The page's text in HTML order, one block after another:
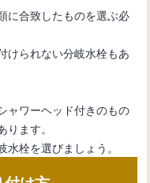
に合致したものを選ぶ必
けられない分岐水栓もあ
ャワーヘッド付きのもの
ます。
栓を選びましょう。